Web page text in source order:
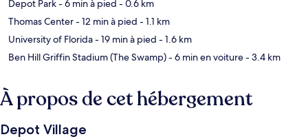
Depot Park- 6 min à pied - 0.6 km
Thomas Center- 12 min à pied - 1.1 km
University of Florida- 19 min à pied - 1.6 km
Ben Hill Griffin Stadium (The Swamp)- 6 min en voiture- 3.4 km
À propos de cet hébergement
Depot Village